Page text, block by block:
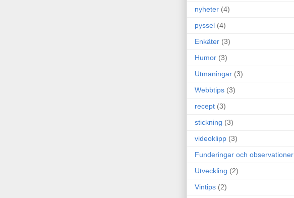
nyheter (4)
pyssel (4)
Enkäter (3)
Humor (3)
Utmaningar (3)
Webbtips (3)
recept (3)
stickning (3)
videoklipp (3)
Funderingar och observationer
Utveckling (2)
Vintips (2)